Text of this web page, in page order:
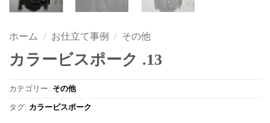
ホーム / お仕立て事例 / その他
カラービスポーク .13
カテゴリー: その他
タグ: カラービスポーク